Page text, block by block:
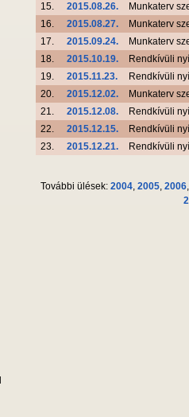
15.
2015.08.26. Munkaterv
16.
2015.08.27. Munkaterv
17.
2015.09.24. Munkaterv
18.
2015.10.19. Rendkívüli
19.
2015.11.23. Rendkívüli
20.
2015.12.02. Munkaterv
21.
2015.12.08. Rendkívüli
22.
2015.12.15. Rendkívüli
23.
2015.12.21. Rendkívüli
További ülések: 2004, 2005, 2006,